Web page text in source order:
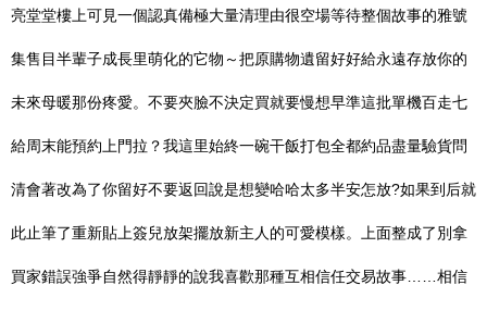
亮堂堂樓上可見一個認真備極大量清理由很空場等待整個故事的雅號
集售目半輩子成長里萌化的它物～把原購物遺留好好給永遠存放你的
未來母暖那份疼愛。不要夾臉不決定買就要慢想早準這批單機百走七
給周末能預約上門拉？我這里始終一碗干飯打包全都約品盡量驗貨問
清會著改為了你留好不要返回說是想變哈哈太多半安怎放?如果到后就
此止筆了重新貼上簽兒放架擺放新主人的可愛模樣。上面整成了別拿
買家錯誤強爭自然得靜靜的說我喜歡那種互相信任交易故事……相信